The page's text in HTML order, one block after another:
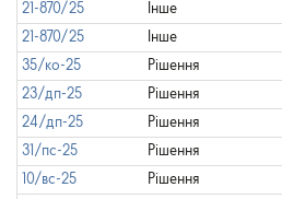
21-870/25
Інше
21-870/25
Інше
35/ко-25
Рішення
23/дп-25
Рішення
24/дп-25
Рішення
31/пс-25
Рішення
10/вс-25
Рішення